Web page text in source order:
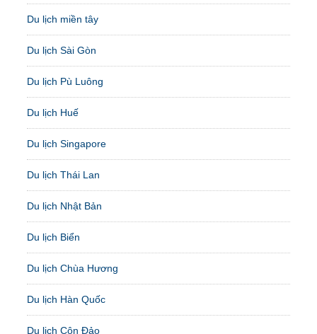
Du lịch miền tây
Du lịch Sài Gòn
Du lịch Pù Luông
Du lịch Huế
Du lịch Singapore
Du lịch Thái Lan
Du lịch Nhật Bản
Du lịch Biển
Du lịch Chùa Hương
Du lịch Hàn Quốc
Du lịch Côn Đảo